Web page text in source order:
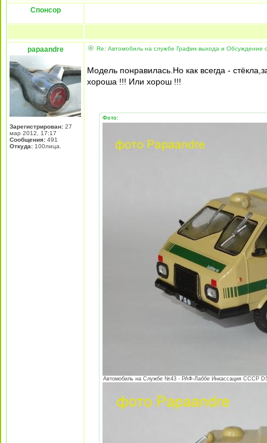
Спонсор
papaandre
Зарегистрирован: 27
мар 2012, 17:17
Сообщения: 491
Откуда: 100лица.
Re: Автомобиль на службе График выхода и Обсуждение
Модель понравилась.Но как всегда -
хороша !!! Или хорош !!!
Фото:
Автомобиль на Службе №43 - РАФ-Лаббе Инкассация СССР